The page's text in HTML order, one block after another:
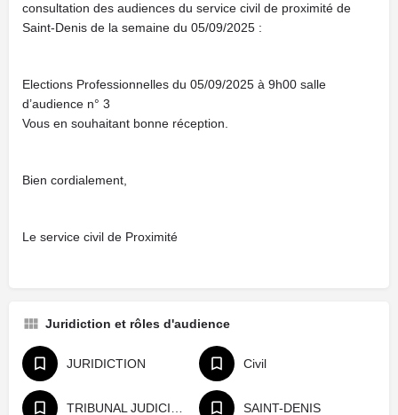
consultation des audiences du service civil de proximité de
Saint-Denis de la semaine du 05/09/2025 :
Elections Professionnelles du 05/09/2025 à 9h00 salle
d’audience n° 3
Vous en souhaitant bonne réception.
Bien cordialement,
Le service civil de Proximité
Juridiction et rôles d'audience
JURIDICTION Civil
SAINT-DENIS